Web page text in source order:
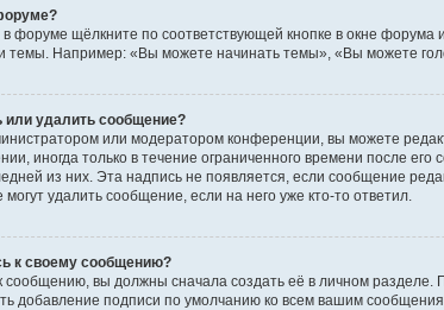
форуме щёлкните по соответствующей кнопке в окне
темы. Например: «Вы можете начинать темы», «Вы можете
или удалить сообщение?
или модератором конференции, вы можете
иногда только в течение ограниченного времени после
из них. Эта надпись не появляется, если сообщение
удалить сообщение, если на него уже кто-то ответил.
к своему сообщению?
сообщению, вы должны сначала создать её в личном разделе.
добавление подписи по умолчанию ко всем вашим